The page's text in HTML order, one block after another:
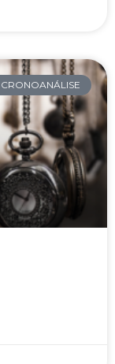
CRONOANÁLISE